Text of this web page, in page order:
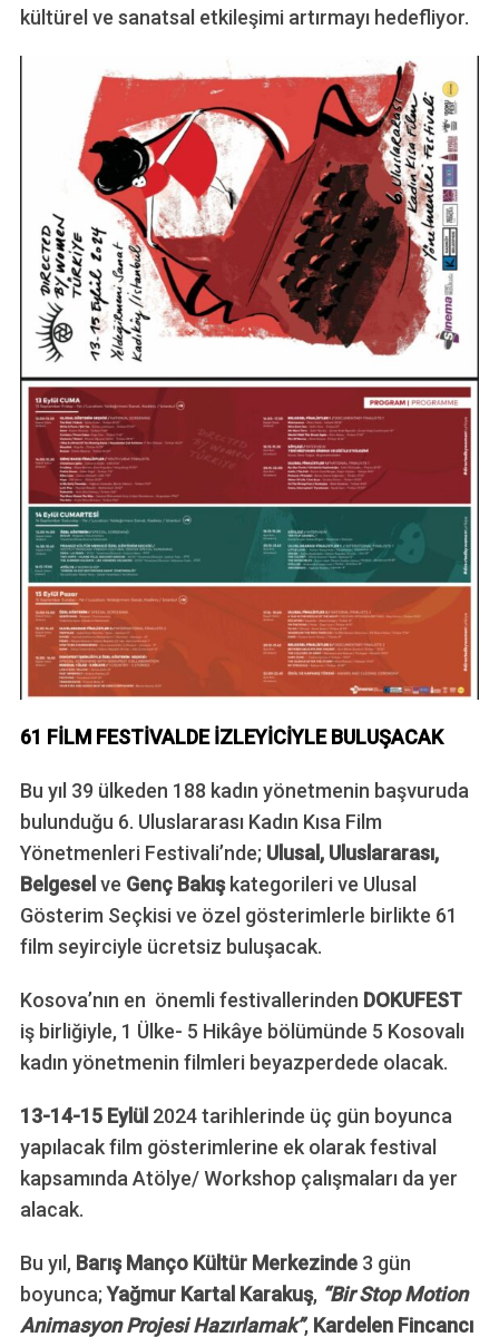
kültürel ve sanatsal etkileşimi artırmayı hedefliyor.
61 FİLM FESTİVALDE İZLEYİCİYLE BULUŞACAK
Bu yıl 39 ülkeden 188 kadın yönetmenin başvuruda
bulunduğu 6. Uluslararası Kadın Kısa Film
Yönetmenleri Festivali’nde; Ulusal, Uluslararası,
Belgesel ve Genç Bakış kategorileri ve Ulusal
Gösterim Seçkisi ve özel gösterimlerle birlikte 61
film seyirciyle ücretsiz buluşacak.
Kosova’nın en önemli festivallerinden DOKUFEST
iş birliğiyle, 1 Ülke- 5 Hikâye bölümünde 5 Kosovalı
kadın yönetmenin filmleri beyazperdede olacak.
13-14-15 Eylül 2024 tarihlerinde üç gün boyunca
yapılacak film gösterimlerine ek olarak festival
kapsamında Atölye/ Workshop çalışmaları da yer
alacak.
Bu yıl, Barış Manço Kültür Merkezinde3 gün
boyunca;Yağmur Kartal Karakuş, “Bir Stop Motion
Animasyon Projesi Hazırlamak”, Kardelen Fincancı